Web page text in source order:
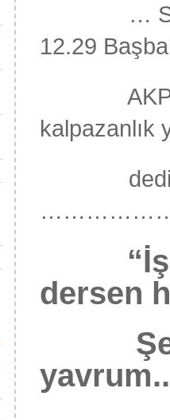
…
12.29
AKP
dedi
dersen